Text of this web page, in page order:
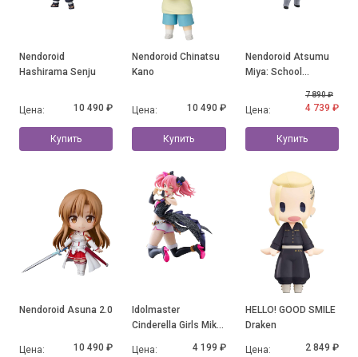
Nendoroid
Hashirama Senju
Цена: 10 490 ₽
Купить
Nendoroid Chinatsu
Kano
Цена: 10 490 ₽
Купить
Nendoroid Atsumu
Miya: School
Цена:
7 890 ₽
4 739 ₽
Купить
Nendoroid Asuna 2.0
Цена: 10 490 ₽
Idolmaster
Cinderella Girls Mika
Цена:
4 199 ₽
HELLO! GOOD SMILE
Draken
Цена: 2 849 ₽